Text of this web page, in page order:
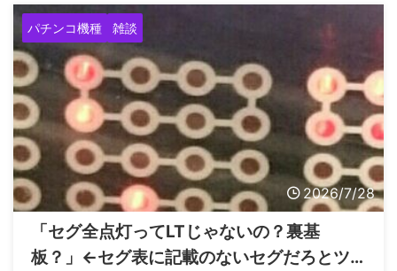
(@kiichi__55) July 28, 2026
パチンコ機種 雑談
2026/7/28
「セグ全点灯ってLTじゃないの？裏基
板？」←セグ表に記載のないセグだろとツ